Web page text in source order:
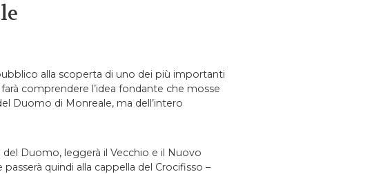
alla scoperta di uno dei più importanti
comprendere l’idea fondante che mosse
Duomo di Monreale, ma dell’intero
Duomo, leggerà il Vecchio e il Nuovo
quindi alla cappella del Crocifisso –